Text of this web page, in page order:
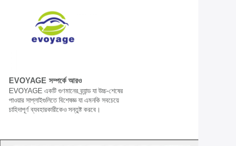
EVOYAGE সম্পর্কে আরও
EVOYAGE একটি গুণমানের ব্র্যান্ড যা উচ্চ-শেষের
পাওয়ার সাপ্লাইগুলিতে বিশেষজ্ঞ যা এমনকি সবচেয়ে
চাহিদাপূর্ণ ব্যবহারকারীকেও সন্তুষ্ট করবে।